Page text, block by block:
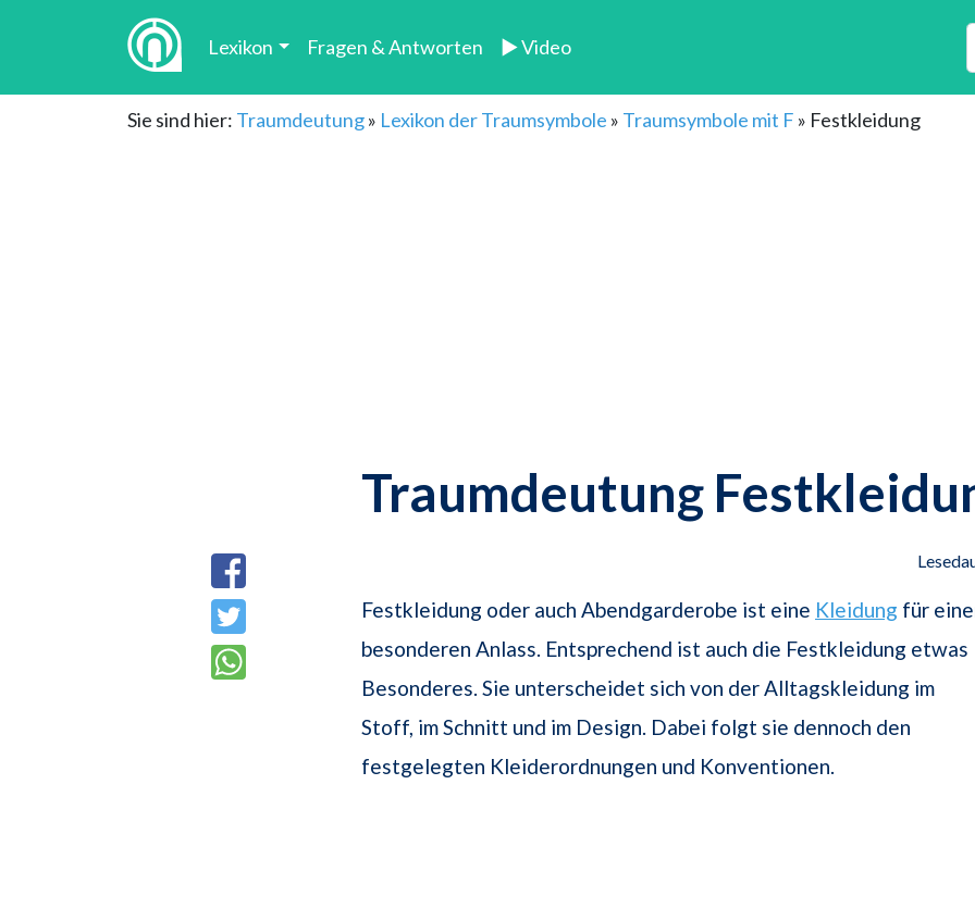
Lexikon Fragen & Antworten ► Video
Sie sind hier: Traumdeutung» Lexikon der Traumsymbole » Traumsymbole mit F » Festkleidung
Traumdeutung
Festkleidung oder auch Abendgarderobe ist eine Kleidung für
besonderen Anlass. Entsprechend ist auch die Festkleidung etwas
Besonderes. Sie unterscheidet sich von der Alltagskleidung im
Stoff, im Schnitt und im Design. Dabei folgt sie dennoch den
festgelegten Kleiderordnungen und Konventionen.